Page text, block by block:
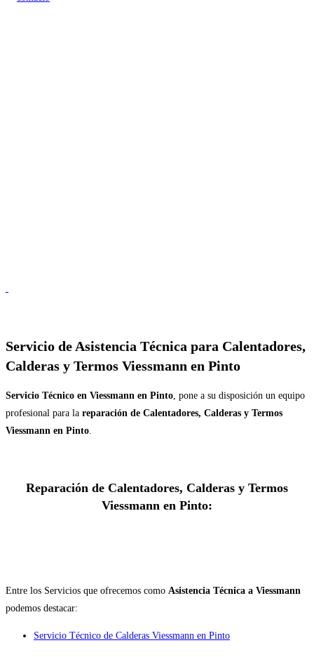
Servicio de Asistencia Técnica para Calentadores,
Calderas y Termos Viessmann en Pinto
Servicio Técnico en Viessmann en Pinto, pone a su disposición un equipo
profesional para la reparación de Calentadores, Calderas y Termos
Viessmann en Pinto.
Reparación de Calentadores, Calderas y Termos
Viessmann en Pinto:
Entre los Servicios que ofrecemos como Asistencia Técnica a Viessmann
podemos destacar:
Servicio Técnico de Calderas Viessmann en Pinto